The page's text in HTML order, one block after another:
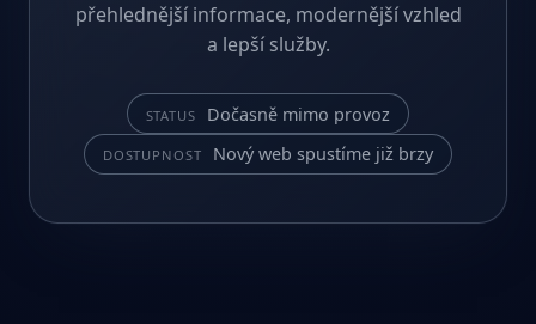
přehlednější informace, modernější vzhled
a lepší služby.
STATUS Dočasně mimo provoz
DOSTUPNOST Nový web spustíme již brzy